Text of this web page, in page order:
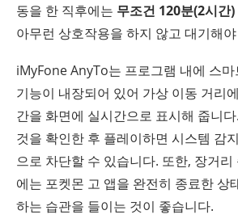
동을 한 직후에는 무조건 120분(2시간
아무런 상호작용을 하지 않고 대기해
iMyFone AnyTo는 프로그램 내에 스
기능이 내장되어 있어 가상 이동 거리
간을 화면에 실시간으로 표시해 줍니
것을 확인한 후 플레이하면 시스템 감
으로 차단할 수 있습니다. 또한, 장거
에는 포켓몬 고 앱을 완전히 종료한 상
하는 습관을 들이는 것이 좋습니다.